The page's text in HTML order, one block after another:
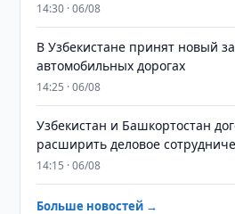
14:30 · 06/08
В Узбекистане принят новый
автомобильных дорогах
14:25 · 06/08
Узбекистан и Башкортостан
расширить деловое
14:15 · 06/08
Больше новостей →